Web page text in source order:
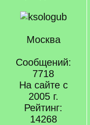
Москва
Сообщений:
7718
На сайте с
2005 г.
Рейтинг:
14268